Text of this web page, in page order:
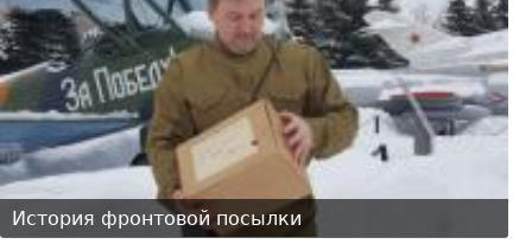
История фронтовой посылки